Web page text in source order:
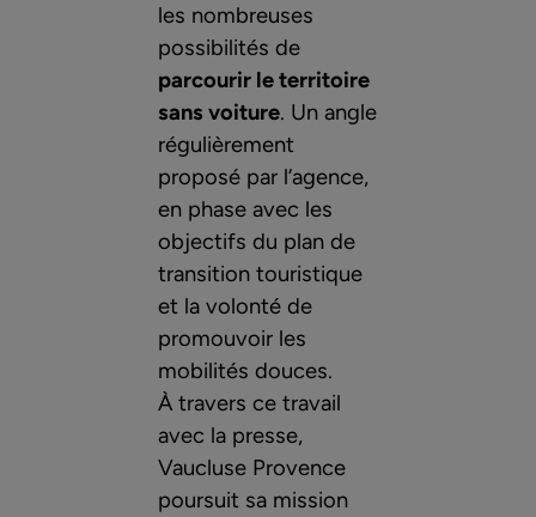
les nombreuses
possibilités de
parcourir le territoire
sans voiture. Un angle
régulièrement
proposé par l’agence,
en phase avec les
objectifs du plan de
transition touristique
et la volonté de
promouvoir les
mobilités douces.
À travers ce travail
avec la presse,
Vaucluse Provence
poursuit sa mission